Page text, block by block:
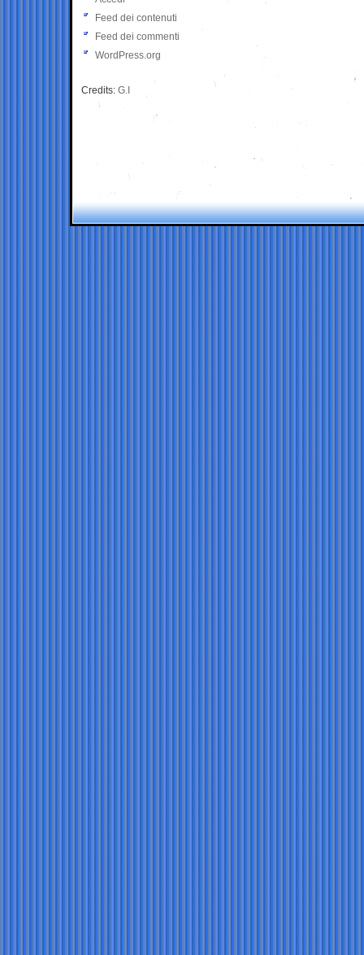
Feed dei contenuti
Feed dei commenti
WordPress.org
Credits: G.I